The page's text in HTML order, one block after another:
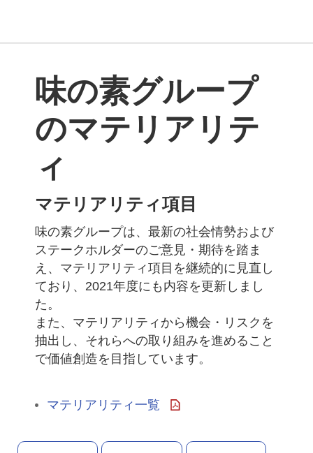
味の素グループ
のマテリアリテ
ィ
マテリアリティ項目
味の素グループは、最新の社会情勢および
ステークホルダーのご意見・期待を踏ま
え、マテリアリティ項目を継続的に見直し
ており、2021年度にも内容を更新しまし
た。
また、マテリアリティから機会・リスクを
抽出し、それらへの取り組みを進めること
で価値創造を目指しています。
マテリアリティ一覧